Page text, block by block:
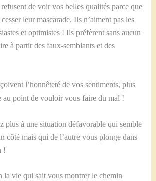
de voir vos belles qualités parce que
leur mascarade. Ils n’aiment pas les
et optimistes ! Ils préfèrent sans aucun
à partir des faux-semblants et des
l’honnêteté de vos sentiments, plus
au point de vouloir vous faire du mal !
plus à une situation défavorable qui semble
côté mais qui de l’autre vous plonge dans
!
la vie qui sait vous montrer le chemin